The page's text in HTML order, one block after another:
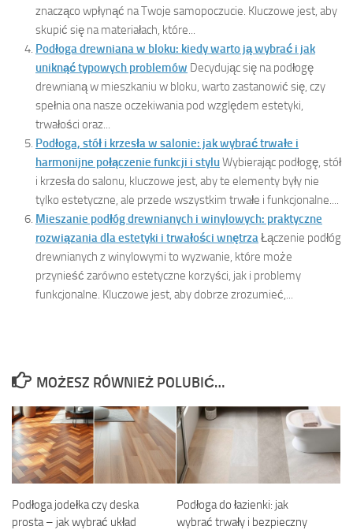
znacząco wpłynąć na Twoje samopoczucie. Kluczowe jest, aby
skupić się na materiałach, które...
Podłoga drewniana w bloku: kiedy warto ją wybrać i jak
uniknąć typowych problemów Decydując się na podłogę
drewnianą w mieszkaniu w bloku, warto zastanowić się, czy
spełnia ona nasze oczekiwania pod względem estetyki,
trwałości oraz...
Podłoga, stół i krzesła w salonie: jak wybrać trwałe i
harmonijne połączenie funkcji i styluWybierając podłogę, stół
i krzesła do salonu, kluczowe jest, aby te elementy były nie
tylko estetyczne, ale przede wszystkim trwałe i funkcjonalne....
Mieszanie podłóg drewnianych i winylowych: praktyczne
rozwiązania dla estetyki i trwałości wnętrza Łączenie podłóg
drewnianych z winylowymi to wyzwanie, które może
przynieść zarówno estetyczne korzyści, jak i problemy
funkcjonalne. Kluczowe jest, aby dobrze zrozumieć,...
MOŻESZ RÓWNIEŻ POLUBIĆ…
Podłoga jodełka czy deska
prosta – jak wybrać układ
Podłoga do łazienki: jak
wybrać trwały i bezpieczny